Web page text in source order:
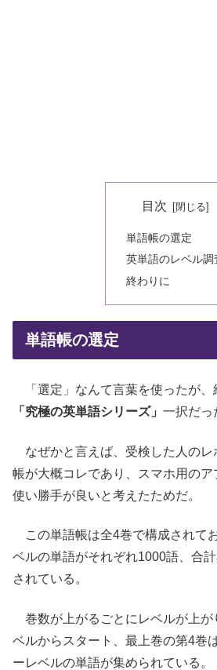
目次
単語帳の選定
英単語のレベル調
終わりに
単語帳の選定
「選定」なんて言葉を使ったが、
「究極の英単語シリーズ」 一択だっ
なぜかと言えば、受検した人のレ
帳が大概コレであり、スマホ用の
使い勝手が良いと考えたためだ。
この単語帳は全4巻で構成されて
ベルの単語がそれぞれ1000語、合
されている。
巻数が上がるごとにレベルが上が
ベルからスタート、最上巻の第4巻
ーレベルの単語が集められている。